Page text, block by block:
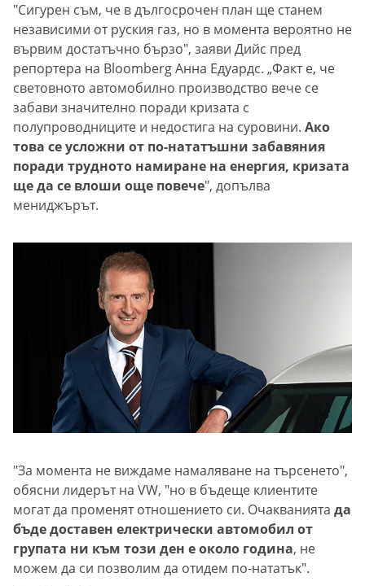
"Сигурен съм, че в дългосрочен план ще станем
независими от руския газ, но в момента вероятно не
вървим достатъчно бързо", заяви Дийс пред
репортера на Bloomberg Анна Едуардс. „Факт е, че
световното автомобилно производство вече се
забави значително поради кризата с
полупроводниците и недостига на суровини. Ако
това се усложни от по-нататъшни забавяния
поради трудното намиране на енергия, кризата
ще да се влоши още повече", допълва
мениджърът.
"За момента не виждаме намаляване на търсенето",
обясни лидерът на VW, "но в бъдеще клиентите
могат да променят отношението си. Очакванията да
бъде доставен електрически автомобил от
групата ни към този ден е около година, не
можем да си позволим да отидем по-нататък".